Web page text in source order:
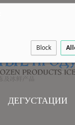
Block
ДЕГУСТАЦИИ